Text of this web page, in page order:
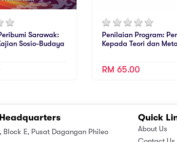
Sarawak:
Sosio-Budaya
Penilaian Program:
Kepada Teori dan
RM 65.00
Block E, Pusat Dagangan Phileo
Quick
About Us